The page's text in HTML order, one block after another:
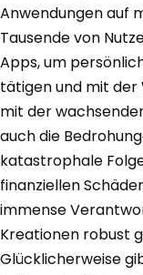
Anwendungen auf
Tausende von
Apps, um
tätigen und mit der
mit der
auch die
katastrophale
finanziellen
immense
Kreationen robust
Glücklicherweise